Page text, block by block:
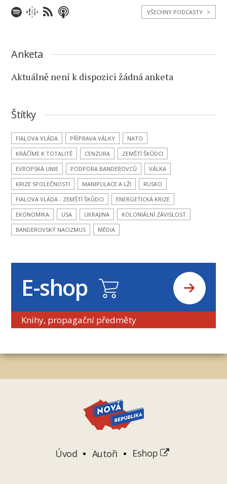
VŠECHNY PODCASTY >
Anketa
Aktuálně není k dispozici žádná anketa
Štítky
FIALOVA VLÁDA PŘÍPRAVA VÁLKY
NATO
KRÁČÍME K TOTALITĚ
CENZURA
ZEMŠTÍ ŠKŮDCI
EVROPSKÁ UNIE
PODPORA BANDEROVCŮ
VÁLKA
KRIZE SPOLEČNOSTI
MANIPULACE A LŽI
RUSKO
FIALOVA VLÁDA - ZEMŠTÍ ŠKŮDCI
ENERGETICKÁ KRIZE
EKONOMIKA
USA UKRAJINA
KOLONIÁLNÍ ZÁVISLOST
BANDEROVSKÝ NACIZMUS
MÉDIA
E-shop
Knihy, propagační předměty
Úvod Autoři Eshop